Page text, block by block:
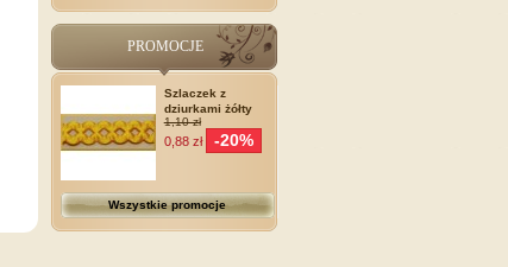
PROMOCJE
Szlaczek z
dziurkami żółty
1,10 zł
0,88 zł -20%
Wszystkie promocje